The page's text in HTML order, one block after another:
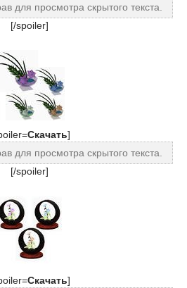
для просмотра скрытого текста.
[/spoiler]
Cкачать]
для просмотра скрытого текста.
[/spoiler]
Cкачать]